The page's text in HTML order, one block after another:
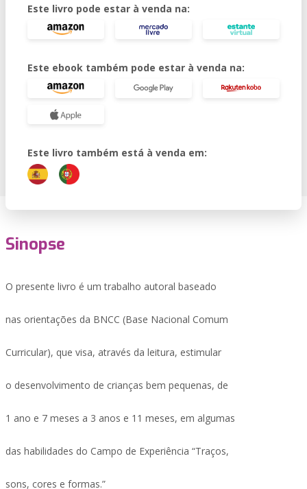
Este livro pode estar à venda na:
Este ebook também pode estar à venda na:
Este livro também está à venda em:
Sinopse
O presente livro é um trabalho autoral baseado
nas orientações da BNCC (Base Nacional Comum
Curricular), que visa, através da leitura, estimular
o desenvolvimento de crianças bem pequenas, de
1 ano e 7 meses a 3 anos e 11 meses, em algumas
das habilidades do Campo de Experiência “Traços,
sons, cores e formas.”